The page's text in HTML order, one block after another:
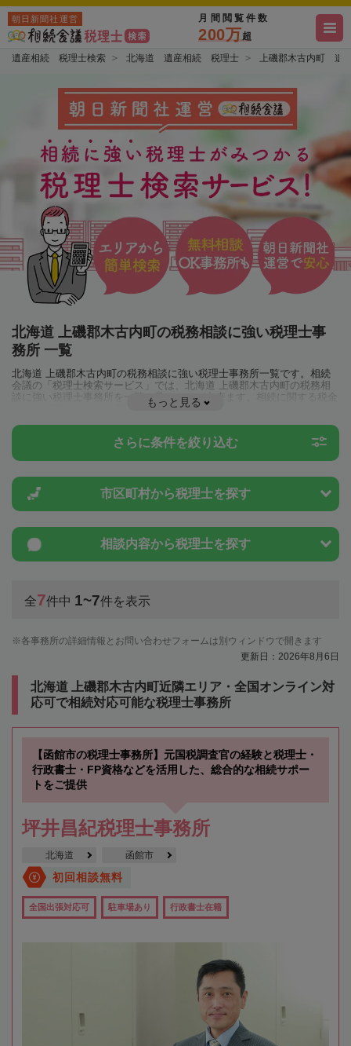
朝日新聞社運営 月間閲覧件数
200万超
遺産相続 税理士検索 北海道 遺産相続 税理士 上磯郡木古内町 遺
北海道 上磯郡木古内町の税務相談に強い税理士事
務所 一覧
北海道 上磯郡木古内町の税務相談に強い税理士事務所一覧です。相続
会議の「税理士検索サービス」では、北海道 上磯郡木古内町の税務相
談に強い税理士事務所を一覧で見ることが出来ます。相続に関する税金
や特例制度のことは一度近隣の税理士に相談してみましょう。
もっと見る
さらに条件を絞り込む
市区町村から税理士を探す
相談内容から税理士を探す
全7件中 1~7件を表示
各事務所の詳細情報とお問い合わせフォームは別ウィンドウで開きます
更新日：2026年8月6日
北海道 上磯郡木古内町近隣エリア・全国オンライン対
応可で相続対応可能な税理士事務所
【函館市の税理士事務所】元国税調査官の経験と税理士・
行政書士・FP資格などを活用した、総合的な相続サポー
トをご提供
坪井昌紀税理士事務所
北海道 函館市
初回相談無料
全国出張対応可 駐車場あり 行政書士在籍